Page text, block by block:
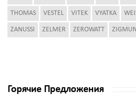
THOMAS VESTEL VITEK VYATKA
ZANUSSI ZELMER ZEROWATT
Горячие Предложения